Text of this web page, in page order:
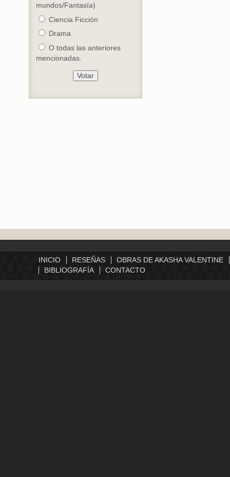
mundos/Fantasía)
Ciencia Ficción
Drama
O todas las anteriores
mencionadas.
INICIO RESEÑAS
OBRAS DE AKASHA VALENTINE
BIBLIOGRAFÍA
CONTACTO